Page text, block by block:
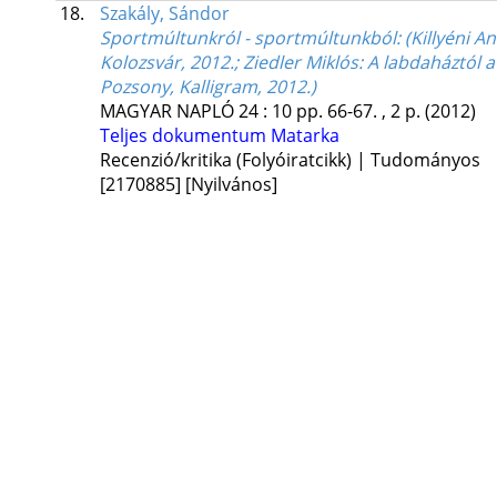
18.
Szakály, Sándor
Sportmúltunkról - sportmúltunkból: (Killyéni
Kolozsvár, 2012.; Ziedler Miklós: A labdaháztól
Pozsony, Kalligram, 2012.)
MAGYAR NAPLÓ24: 10 pp. 66-67. , 2 p. (2012)
Teljes dokumentum Matarka
Recenzió/kritika (Folyóiratcikk) | Tudományos
[2170885] [Nyilvános]